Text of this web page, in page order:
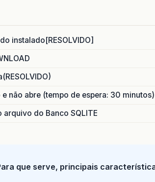
instalado[RESOLVIDO]
não abre (tempo de espera: 30 minutos)
arquivo do Banco SQLITE
que serve, principais